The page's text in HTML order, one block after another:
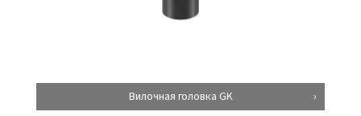
Вилочная головка GK